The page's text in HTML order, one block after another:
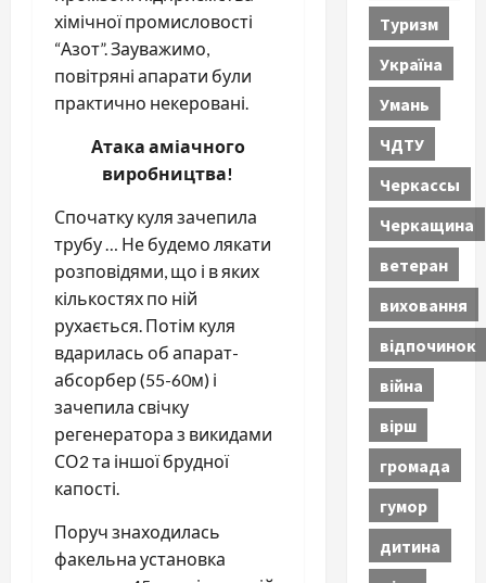
хімічної промисловості
“Азот”. Зауважимо,
повітряні апарати були
практично некеровані.
Атака аміачного
виробництва!
Спочатку куля зачепила
трубу … Не будемо лякати
розповідями, що і в яких
кількостях по ній
рухається. Потім куля
вдарилась об апарат-
абсорбер (55-60м) і
зачепила свічку
регенератора з викидами
СО2 та іншої брудної
капості.
Поруч знаходилась
факельна установка
Туризм
Україна
Умань
ЧДТУ
Черкассы
Черкащина
ветеран
виховання
відпочинок
війна
вірш
громада
гумор
дитина